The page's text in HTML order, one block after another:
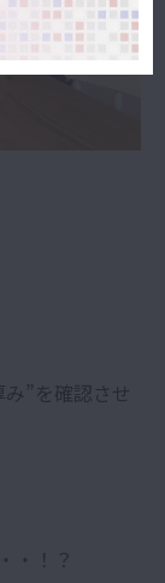
”を確認させ
・！？